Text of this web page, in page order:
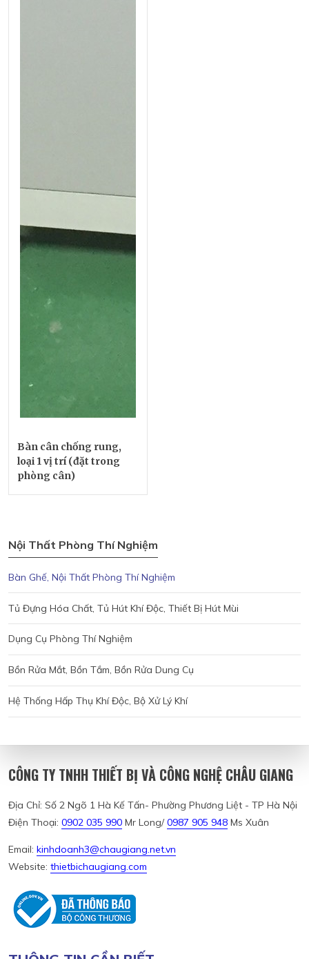
Bàn cân chống rung,
loại 1 vị trí (đặt trong
phòng cân)
Nội Thất Phòng Thí Nghiệm
Bàn Ghế, Nội Thất Phòng Thí Nghiệm
Tủ Đựng Hóa Chất, Tủ Hút Khí Độc, Thiết Bị Hút Mùi
Dụng Cụ Phòng Thí Nghiệm
Bồn Rửa Mắt, Bồn Tắm, Bồn Rửa Dung Cụ
Hệ Thống Hấp Thụ Khí Độc, Bộ Xử Lý Khí
CÔNG TY TNHH THIẾT BỊ VÀ CÔNG NGHỆ CHÂU GIANG
Địa Chỉ: Số 2 Ngõ 1 Hà Kế Tấn- Phường Phương Liệt - TP Hà Nội
Điện Thoại: 0902 035 990 Mr Long/0987 905 948 Ms Xuân
Email: kinhdoanh3@chaugiang.net.vn
Website: thietbichaugiang.com